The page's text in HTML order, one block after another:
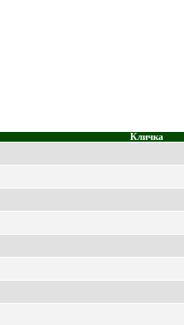
Кличка